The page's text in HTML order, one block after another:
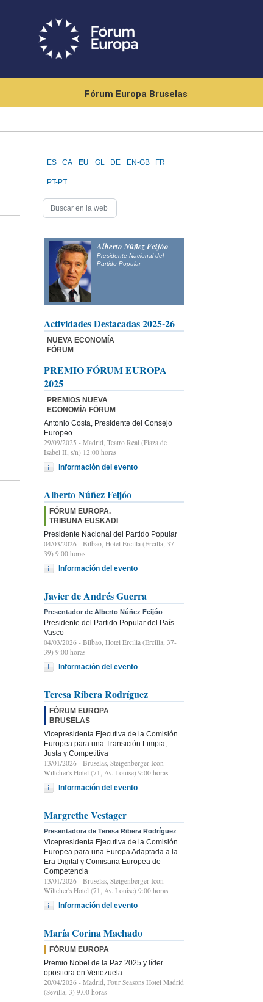
Fórum Europa Bruselas
ES CA EU GL DE EN-GB FR
PT-PT
Alberto Núñez Feijóo
Presidente Nacional del
Partido Popular
Actividades Destacadas 2025-26
NUEVA ECONOMÍA
FÓRUM
PREMIO FÓRUM EUROPA
2025
PREMIOS NUEVA
ECONOMÍA FÓRUM
Antonio Costa, Presidente del Consejo
Europeo
29/09/2025 - Madrid, Teatro Real (Plaza de
Isabel II, s/n) 12:00 horas
Información del evento
Alberto Núñez Feijóo
FÓRUM EUROPA.
TRIBUNA EUSKADI
Presidente Nacional del Partido Popular
04/03/2026 - Bilbao, Hotel Ercilla (Ercilla, 37-
39) 9:00 horas
Información del evento
Javier de Andrés Guerra
Presentador de Alberto Núñez Feijóo
Presidente del Partido Popular del País
Vasco
04/03/2026 - Bilbao, Hotel Ercilla (Ercilla, 37-
39) 9:00 horas
Información del evento
Teresa Ribera Rodríguez
FÓRUM EUROPA
BRUSELAS
Vicepresidenta Ejecutiva de la Comisión
Europea para una Transición Limpia,
Justa y Competitiva
13/01/2026 - Bruselas, Steigenberger Icon
Wiltcher's Hotel (71, Av. Louise) 9:00 horas
Información del evento
Margrethe Vestager
Presentadora de Teresa Ribera Rodríguez
Vicepresidenta Ejecutiva de la Comisión
Europea para una Europa Adaptada a la
Era Digital y Comisaria Europea de
Competencia
13/01/2026 - Bruselas, Steigenberger Icon
Wiltcher's Hotel (71, Av. Louise) 9:00 horas
Información del evento
María Corina Machado
FÓRUM EUROPA
Premio Nobel de la Paz 2025 y líder
opositora en Venezuela
20/04/2026 - Madrid, Four Seasons Hotel Madrid
(Sevilla, 3) 9.00 horas